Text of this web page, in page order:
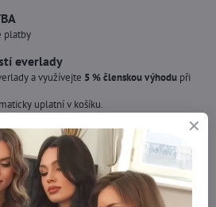
platby
everlady
a využívejte 5 % členskou výhodu při
uplatní v košíku.
kusů ?
pro Vás doskladníme!